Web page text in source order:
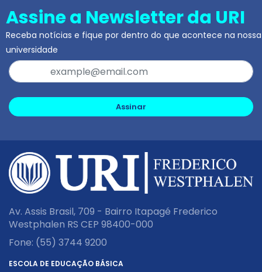
Assine a Newsletter da URI
Receba notícias e fique por dentro do que acontece na nossa
universidade
Assinar
Av. Assis Brasil, 709 - Bairro Itapagé Frederico
Westphalen RS CEP 98400-000
Fone: (55) 3744 9200
ESCOLA DE EDUCAÇÃO BÁSICA